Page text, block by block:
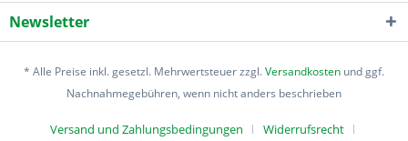
Newsletter
* Alle Preise inkl. gesetzl. Mehrwertsteuer zzgl.Versandkosten und ggf.
Nachnahmegebühren, wenn nicht anders beschrieben
Versand und Zahlungsbedingungen Widerrufsrecht